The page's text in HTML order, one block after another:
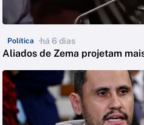
Política há 6 dias
Aliados de Zema projetam